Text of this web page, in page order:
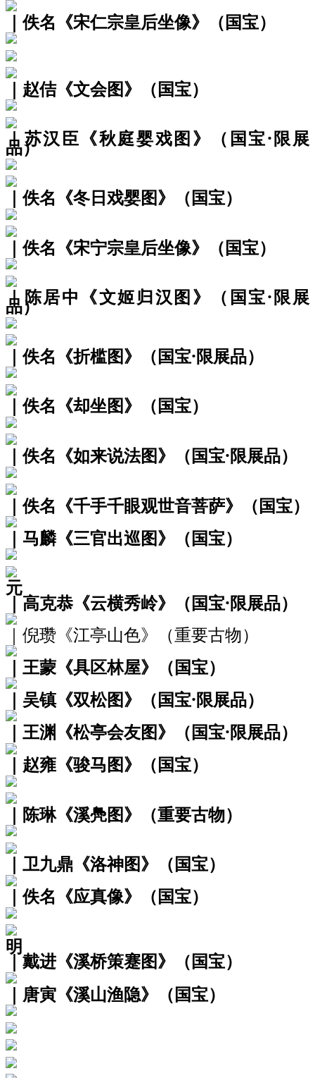
｜佚名《宋仁宗皇后坐像》（国宝）
｜赵佶《文会图》（国宝）
｜苏汉臣《秋庭婴戏图》（国宝·限展
品）
｜佚名《冬日戏婴图》（国宝）
｜佚名《宋宁宗皇后坐像》（国宝）
｜陈居中《文姬归汉图》（国宝·限展
品）
｜佚名《折槛图》（国宝·限展品）
｜佚名《却坐图》（国宝）
｜佚名《如来说法图》（国宝·限展品）
｜佚名《千手千眼观世音菩萨》（国宝）
｜马麟《三官出巡图》（国宝）
元
｜高克恭《云横秀岭》（国宝·限展品）
｜倪瓒《江亭山色》（重要古物）
｜王蒙《具区林屋》（国宝）
｜吴镇《双松图》（国宝·限展品）
｜王渊《松亭会友图》（国宝·限展品）
｜赵雍《骏马图》（国宝）
｜陈琳《溪鳧图》（重要古物）
｜卫九鼎《洛神图》（国宝）
｜佚名《应真像》（国宝）
明
｜戴进《溪桥策蹇图》（国宝）
｜唐寅《溪山渔隐》（国宝）